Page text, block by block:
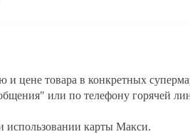
цене товара в конкретных
или по телефону горячей
использовании карты Макси.